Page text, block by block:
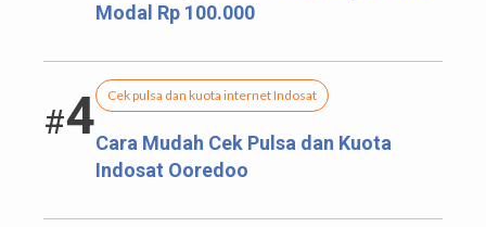
Modal Rp 100.000
#4 Cek pulsa dan kuota internet Indosat
Cara Mudah Cek Pulsa dan Kuota
Indosat Ooredoo